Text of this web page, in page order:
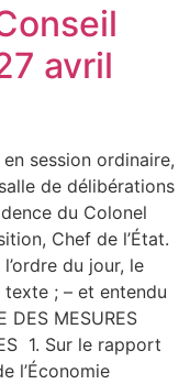
avril
session ordinaire,
de délibérations
du Colonel
Chef de l’État.
du jour, le
; – et entendu
DES MESURES
1. Sur le rapport
l’Économie